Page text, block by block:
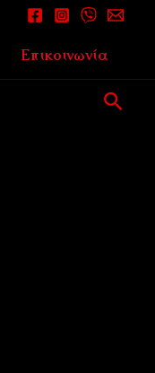
Επικοινωνία